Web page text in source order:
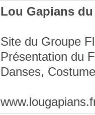
Lou Gapians
Site du Groupe
Présentation du
Danses,